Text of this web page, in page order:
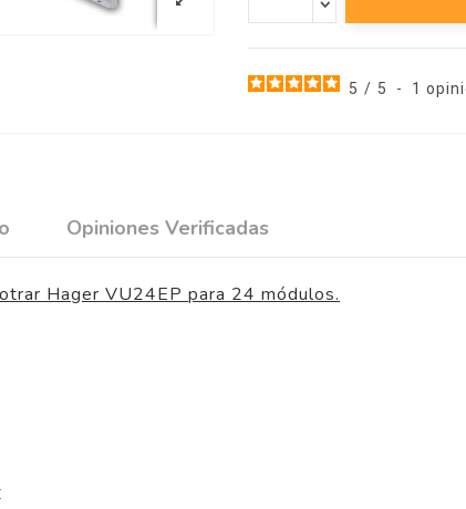
5 / 5 - 1
Opiniones Verificadas
Hager VU24EP para 24 módulos.